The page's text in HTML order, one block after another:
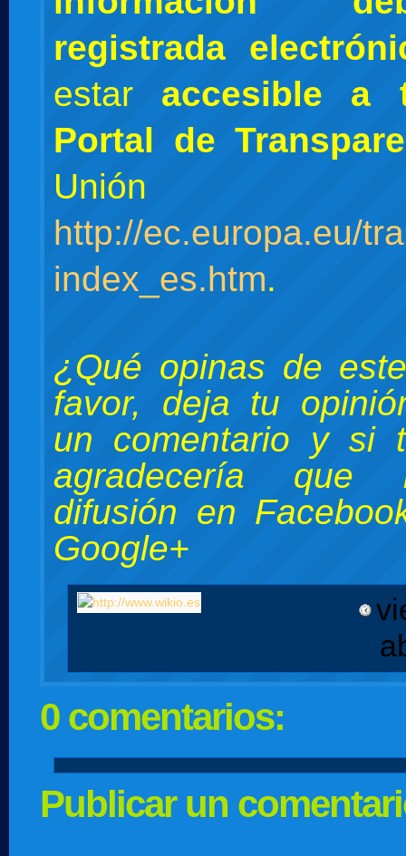
registrada
estar accesible a
Portal de
Unión
http://ec.europa.eu/
index_es.htm.
¿Qué opinas de
favor, deja tu
un comentario y si
agradecería que
difusión en
Google+
0 comentarios:
Publicar un